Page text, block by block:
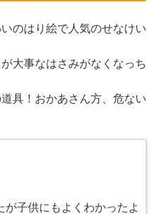
のはり絵で人気のせなけい
大事なはさみがなくなっち
具！おかあさん方、危ない
子供にもよくわかったよ